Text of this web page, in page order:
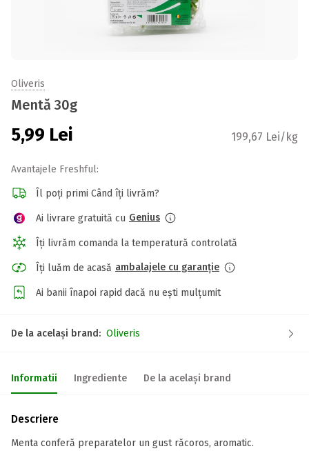
Oliveris
Mentă 30g
5,99 Lei 199,67 Lei/kg
Avantajele Freshful:
Îl poți primi Când îți livrăm?
Ai livrare gratuită cu Genius
Îți livrăm comanda la temperatură controlată
Îți luăm de acasă ambalajele cu garanție
Ai banii înapoi rapid dacă nu ești mulțumit
De la același brand: Oliveris
Informatii Ingrediente De la același brand
Descriere
Menta conferă preparatelor un gust răcoros, aromatic.